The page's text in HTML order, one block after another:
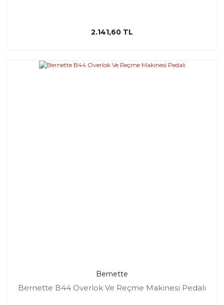
2.141,60 TL
Bernette
Bernette B44 Overlok Ve Reçme Makinesi Pedalı